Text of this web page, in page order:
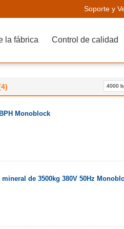
Soporte y
la fábrica Control de calidad
Monoblock
de 3500kg 380V 50Hz